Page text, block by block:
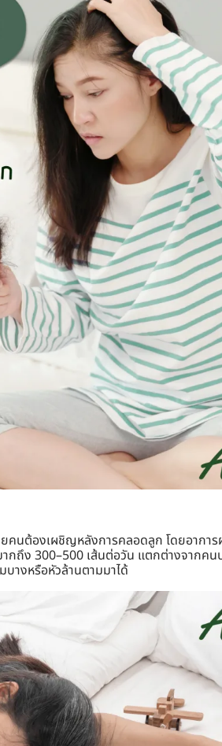
คนต้องเผชิญหลังการคลอดลูก โดยอากา
ถึง 300–500 เส้นต่อวัน แตกต่างจากค
างหรือหัวล้านตามมาได้